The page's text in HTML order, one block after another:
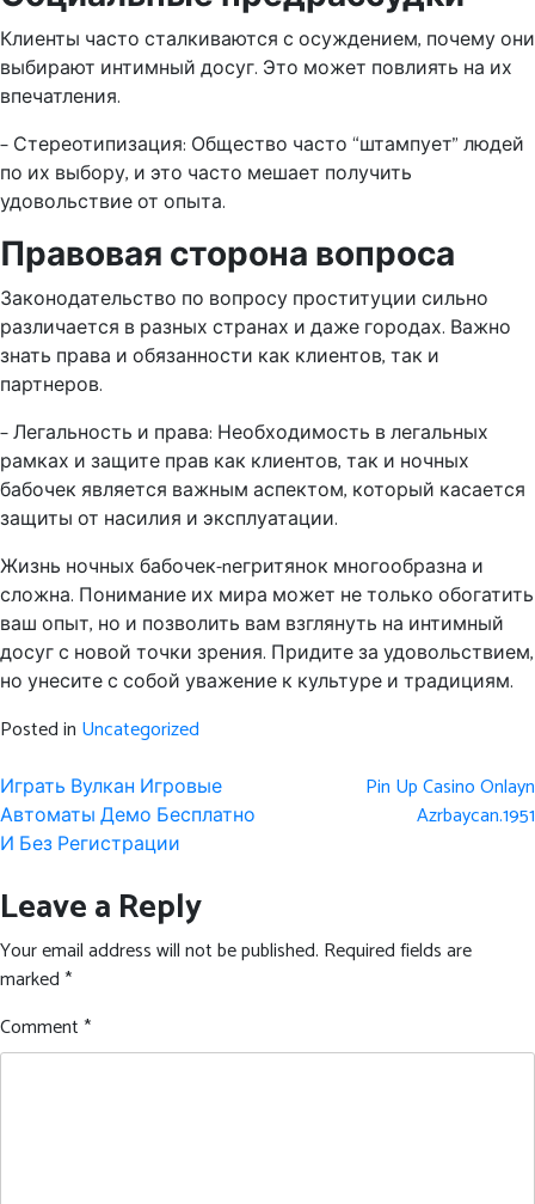
Клиенты часто сталкиваются с осуждением, почему они
выбирают интимный досуг. Это может повлиять на их
впечатления.
– Стереотипизация: Общество часто “штампует” людей
по их выбору, и это часто мешает получить
удовольствие от опыта.
Правовая сторона вопроса
Законодательство по вопросу проституции сильно
различается в разных странах и даже городах. Важно
знать права и обязанности как клиентов, так и
партнеров.
– Легальность и права: Необходимость в легальных
рамках и защите прав как клиентов, так и ночных
бабочек является важным аспектом, который касается
защиты от насилия и эксплуатации.
Жизнь ночных бабочек-nегритянок многообразна и
сложна. Понимание их мира может не только обогатить
ваш опыт, но и позволить вам взглянуть на интимный
досуг с новой точки зрения. Придите за удовольствием,
но унесите с собой уважение к культуре и традициям.
Posted in Uncategorized
Post
navigation
Играть Вулкан Игровые
Автоматы Демо Бесплатно
И Без Регистрации
Pin Up Casino Onlayn
Azrbaycan.1951
Leave a Reply
Your email address will not be published. Required fields are
marked*
Comment*